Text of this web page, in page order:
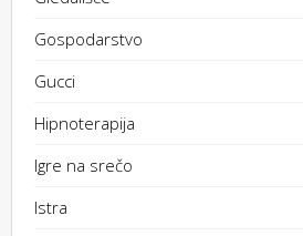
Gospodarstvo
Gucci
Hipnoterapija
Igre na srečo
Istra